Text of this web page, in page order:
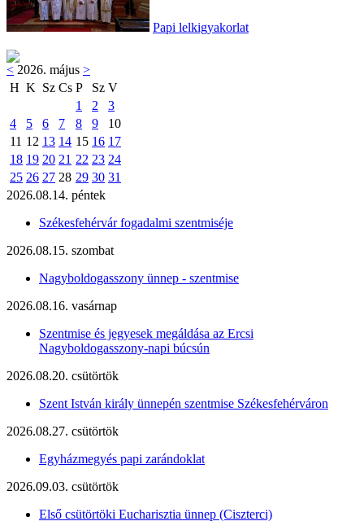
Papi lelkigyakorlat
< 2026. május >
H K Sz Cs P Sz V
1
2
3
4
5 6 7 8 9
10
11 12 13 14 15 16 17
18 19 20 21 22 23 24
25 26 27 28 29 30 31
2026.08.14. péntek
Székesfehérvár fogadalmi szentmiséje
2026.08.15. szombat
Nagyboldogasszony ünnep - szentmise
2026.08.16. vasárnap
Szentmise és jegyesek megáldása az Ercsi
Nagyboldogasszony-napi búcsún
2026.08.20. csütörtök
Szent István király ünnepén szentmise Székesfehérváron
2026.08.27. csütörtök
Egyházmegyés papi zarándoklat
2026.09.03. csütörtök
Első csütörtöki Eucharisztia ünnep (Ciszterci)